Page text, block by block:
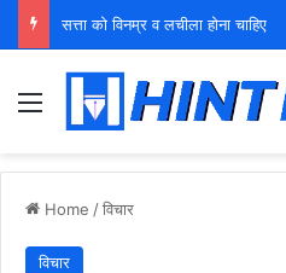
युवा शक्ति को पहचाने बूढ़ा नेतृत्व
Menu
Home /विचार
विचार